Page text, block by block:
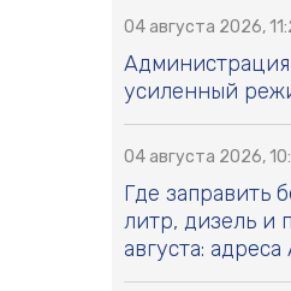
04 августа 2026,
усиленный
04 августа 2026,
Где заправить
литр, дизель и
августа: